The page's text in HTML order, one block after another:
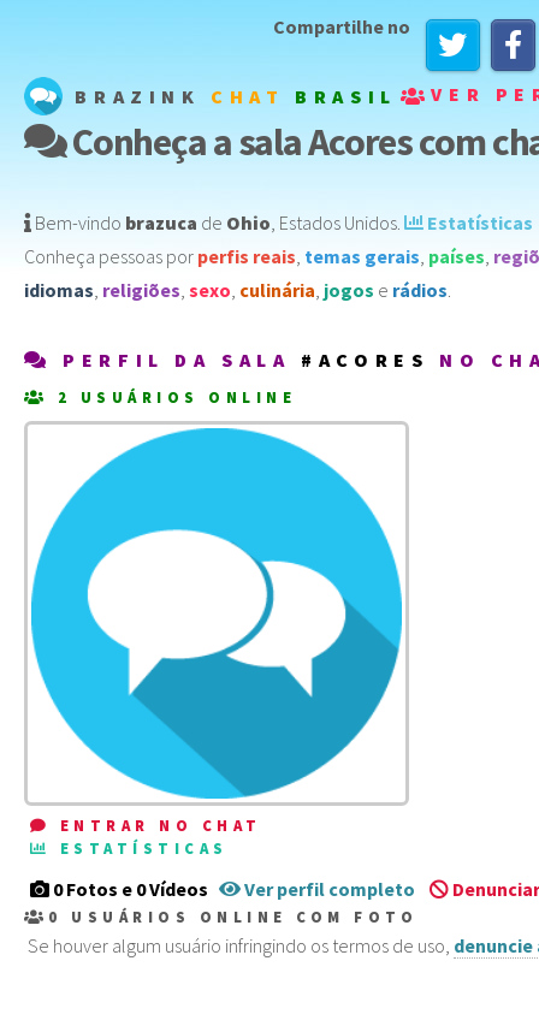
BRAZINK CHAT BRASIL VER
Compartilhe no
Conheça a sala Acores com
Bem-vindo brazuca de Ohio Estados Unidos
Estatísticas
Conheça pessoas por perfis reais temas gerais países
idiomas religiões sexo culinária jogos e rádios
PERFIL DA SALA #ACORES NO
2 USUÁRIOS ONLINE
ENTRAR NO CHAT
ESTATÍSTICAS
0 Fotos e 0 Vídeos Ver perfil completo
0 USUÁRIOS ONLINE COM FOTO
Se houver algum usuário infringindo os termos de uso, denuncie